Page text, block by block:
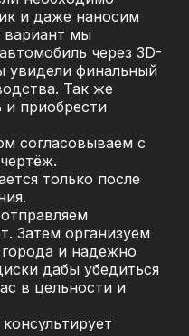
и даже наносим
вариант мы
через 3D-
увидели финальный
Так же
и приобрести
согласовываем с
только после
Затем организуем
и надежно
дабы убедиться
в цельности и